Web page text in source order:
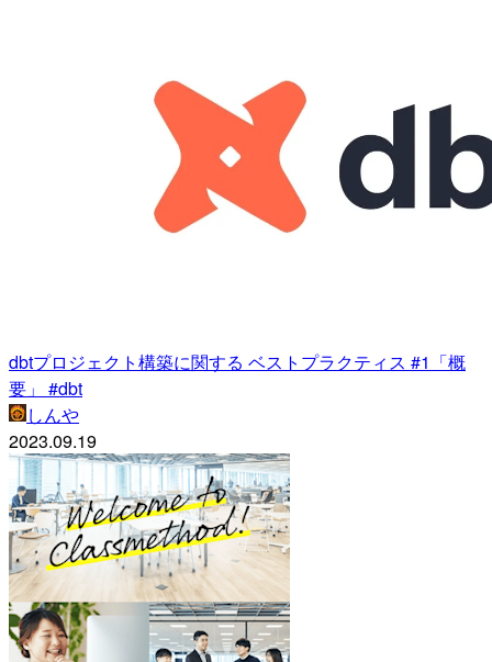
dbtプロジェクト構築に関する ベストプラクティス #1「概
要」 #dbt
しんや
2023.09.19